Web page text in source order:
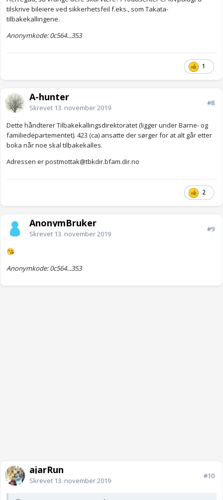
tilskrive bileiere ved sikkerhetsfeil f.eks., som Takata-
tilbakekallingene.
Anonymkode: 0c564...353
1
A-hunter
Skrevet 13. november 2019
#8
Dette håndterer Tilbakekallingsdirektoratet (ligger under Barne- og
familiedepartementet). 423 (ca) ansatte der sørger for at alt går etter
boka når noe skal tilbakekalles.
Adressen erpostmottak@tbkdir.bfam.dir.no
2
AnonymBruker
Skrevet 13. november 2019
#9
😘
Anonymkode: 0c564...353
ajarRun
Skrevet 13. november 2019
#10